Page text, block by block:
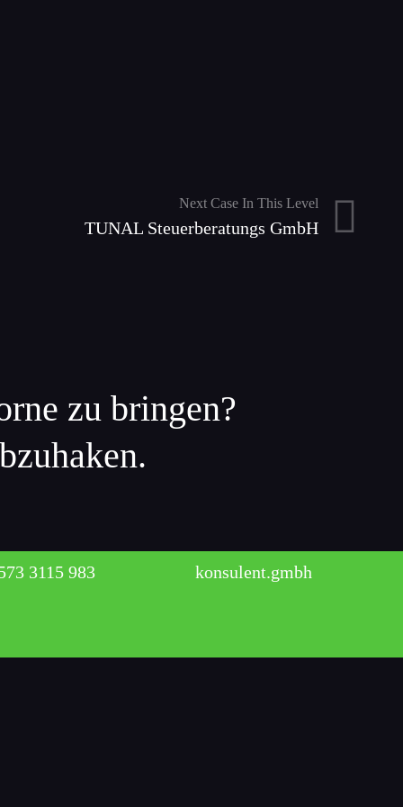
Next Case In This Level
TUNAL Steuerberatungs GmbH
zu bringen?
A-
3115 983 konsulent.gmbh